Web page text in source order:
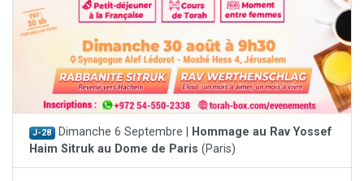
J-28 Dimanche 6 Septembre |
Hommage au Rav Yossef
Haim Sitruk au Dome de Paris (Paris)